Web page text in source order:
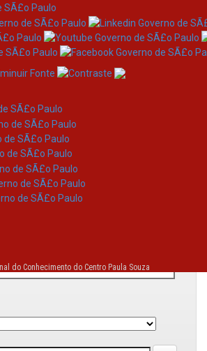
do Conhecimento do Centro Paula Souza